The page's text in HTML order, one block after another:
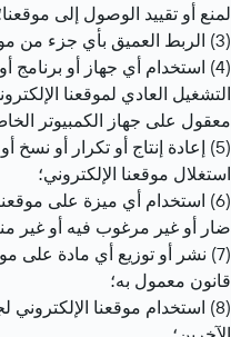
لمنع أو تقييد الوصول إلى
(3) الربط العميق بأي جزء من موقعنا لأي غرض؛
(4) استخدام أي جهاز أو
التشغيل العادي لموقعنا
معقول على جهاز الكمبيوتر
(5) إعادة إنتاج أو تكرار أو نسخ
استغلال موقعنا الإلكتروني؛
(6) استخدام أي ميزة على
ضار أو غير مرغوب فيه أو غير
(7) نشر أو توزيع أي مادة على
قانون معمول به؛
(8) استخدام موقعنا